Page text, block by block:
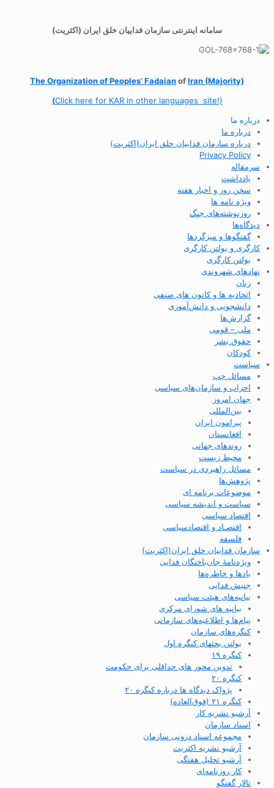
سامانه اینترنتی سازمان فداییان خلق ایران (اکثریت)
The Organization ofPeoples’ FadaianofIran (Majority)
(Click here for KAR in other languages site!)
درباره ما
درباره ما
درباره سازمان فداییان خلق ایران(اکثریت)
Privacy Policy
سرمقاله
یادداشت
سخن روز و اخبار هفته
ویژه نامه ها
روزنوشته‌های جنگ
دیدگاه‌ها
گفتگوها و میزگردها
کارگری و بولتن کارگری
بولتن کارگری
نهادهای شهروندی
زنان
اتحادیه ها و کانون های صنفی
دانشجویی و دانش‌آموزی
گزارش‌ها
ملی – قومی
حقوق بشر
کودکان
سیاست
مسائل چپ
احزاب و سازمان‌های سیاسی
جهان امروز
بین‌المللی
پیرامون ایران
افغانستان
روندهای جهانی
محیط زیست
مسائل راهبردی در سیاست
پژوهش‌ها
موضوعات برنامه ای
سیاست و اندیشه سیاسی
اقتصاد سیاسی
اقتصـاد و اقتصاد‌سیاسی
فلسفه
سازمان فداییان خلق ایران(اکثریت)
ویژه‌نامهٔ جان‌باختگان فدایی
یادها و خاطره‌ها
جنبش فدایی
بیانیه‌های هیئت سیاسی
بیانیه های شورای مرکزی
پیام‌ها و اطلاعیه‌های سازمانی
کنگره‌های سازمان
بولتن بحثهای کنگره اول
کنگره ۱۹
تدوین محور های حداقلی برای حکومت
کنگره ۲۰
پژواک دیدگاه ها درباره کنگره ۲۰
کنگره ۲۱ (فوق‌العاده)
آرشیو نشریه کار
اسناد سازمان
مجموعه اسناد درونی سازمان
آرشیو نشریه اکثریت
آرشیو تحلیل هفتگی
کار روزنامه‌ای
تالار گفتگو